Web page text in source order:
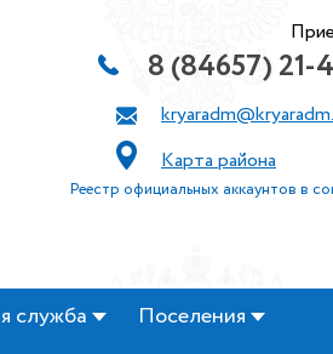
8 (84657) 21-
Карта района
Реестр официальных аккаунтов в
служба
Поселения